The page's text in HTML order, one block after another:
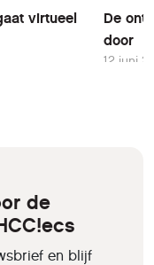
virtueel
De
door
12 juni
de
en blijf